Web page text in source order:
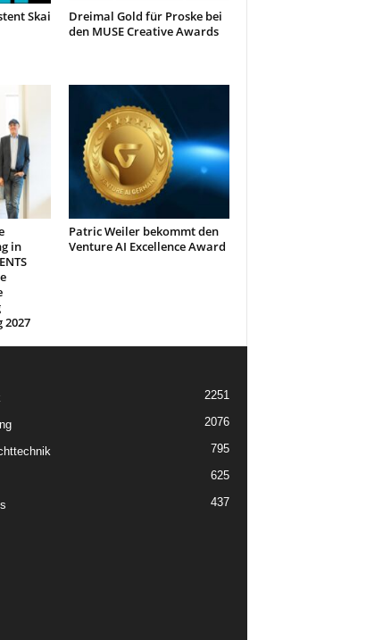
Skai
Dreimal Gold für Proske bei
den MUSE Creative Awards
in
2027
Patric Weiler bekommt den
Venture AI Excellence Award
2251
2076
795
625
437